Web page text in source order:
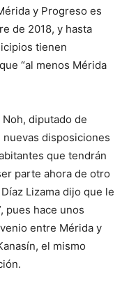
y Progreso es
de 2018, y hasta
tienen
“al menos Mérida
diputado de
disposiciones
que tendrán
parte ahora de otro
Lizama dijo que le
pues hace unos
entre Mérida y
el mismo